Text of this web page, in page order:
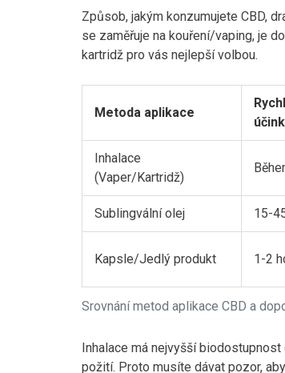
Způsob, jakým konzumujete CBD,
se zaměřuje na kouření/vaping, je
kartridž pro vás nejlepší volbou.
Srovnání metod aplikace CBD a
Metoda aplikace
Inhalace
(Vaper/Kartridž)
Sublingvální olej 15-
Kapsle/Jedlý produkt 1-2
Inhalace má nejvyšší
požití. Proto musíte dávat pozor,